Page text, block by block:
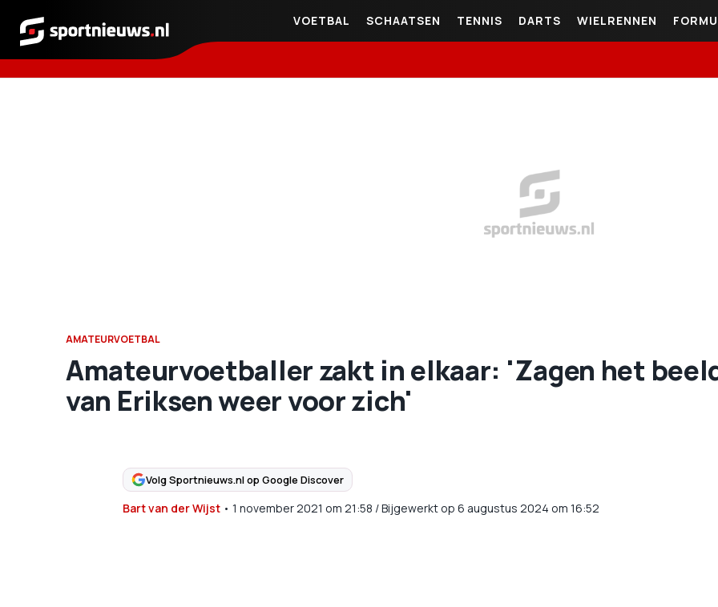
Sportnieuws.nl
VOETBAL SCHAATSEN TENNIS DARTS WIELRENNEN
AMATEURVOETBAL
Amateurvoetballer zakt in elkaar: 'Zagen het
van Eriksen weer voor zich'
Volg Sportnieuws.nl op Google Discover
Bart van der Wijst• 1 november 2021 om 21:58 /Bijgewerkt op 6 augustus 2024 om 16:52